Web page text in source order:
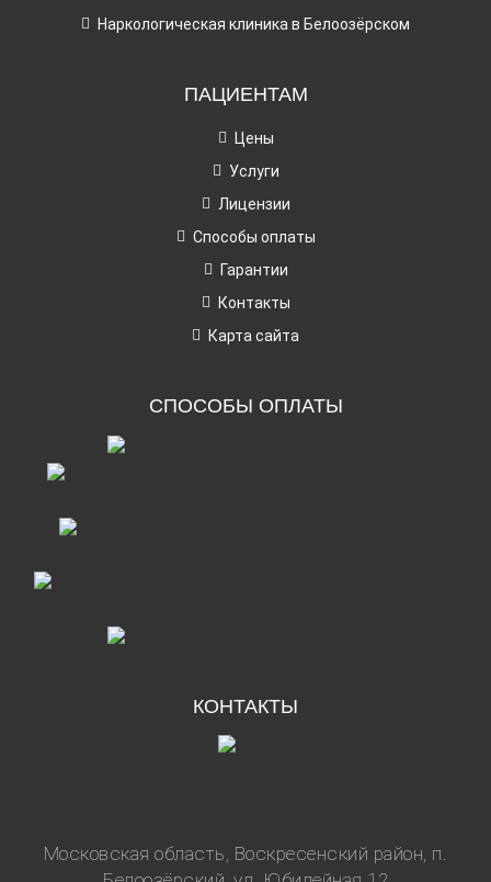
Наркологическая клиника в Белоозёрском
ПАЦИЕНТАМ
Цены
Услуги
Лицензии
Способы оплаты
Гарантии
Контакты
Карта сайта
СПОСОБЫ ОПЛАТЫ
КОНТАКТЫ
Московская область, Воскресенский район, п.